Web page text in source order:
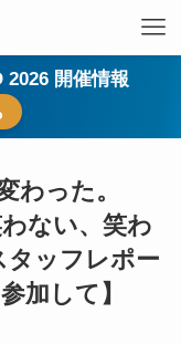
2026 開催情報
わった。
ない、笑わ
タッフレポー
加して】